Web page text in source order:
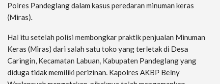
Polres Pandeglang dalam kasus peredaran minuman keras
(Miras).
Hal itu setelah polisi membongkar praktik penjualan Minuman
Keras (Miras) dari salah satu toko yang terletak di Desa
Caringin, Kecamatan Labuan, Kabupaten Pandeglang yang
diduga tidak memiliki perizinan. Kapolres AKBP Belny